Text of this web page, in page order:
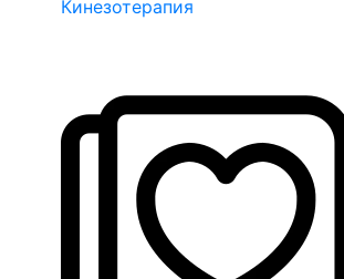
Кинезотерапия